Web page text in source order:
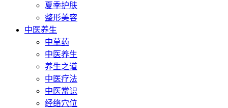
夏季护肤
整形美容
中医养生
中草药
中医养生
养生之道
中医疗法
中医常识
经络穴位